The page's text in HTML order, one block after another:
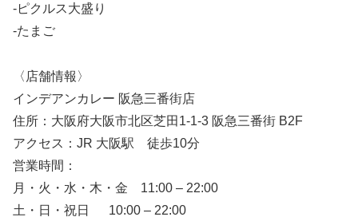
-ピクルス大盛り
-たまご
〈店舗情報〉
インデアンカレー 阪急三番街店
住所：大阪府大阪市北区芝田1-1-3 阪急三番街 B2F
アクセス：JR 大阪駅 徒歩10分
営業時間：
月・火・水・木・金 11:00 – 22:00
土・日・祝日 10:00 – 22:00